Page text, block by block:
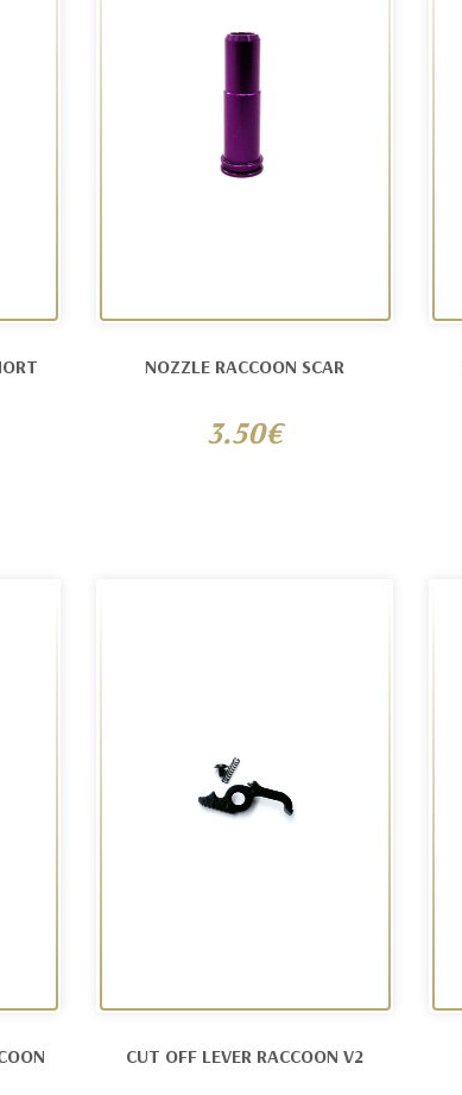
NOZZLE RACCOON SCAR
3.50€
CUT OFF LEVER RACCOON V2